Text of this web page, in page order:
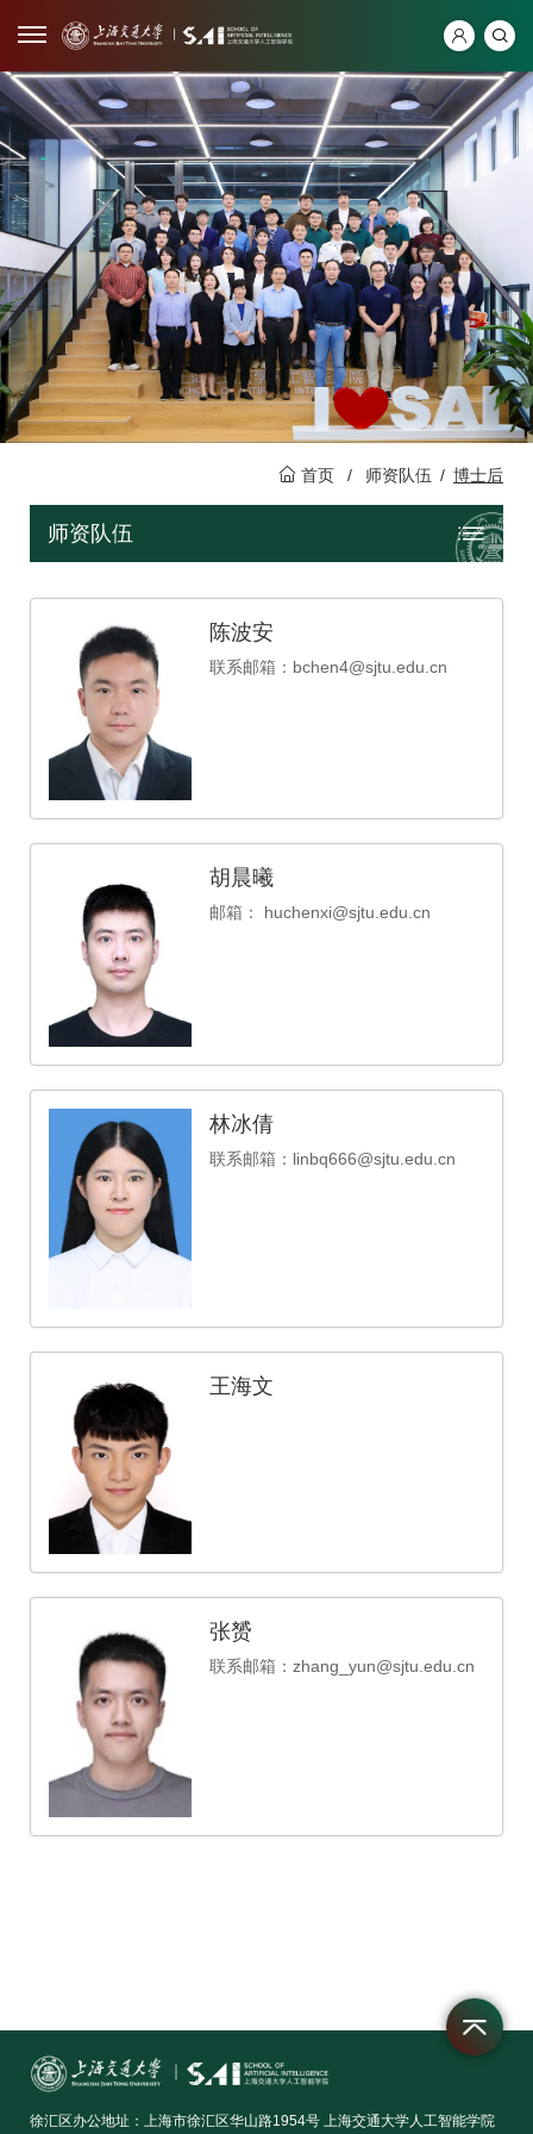
首页 / 师资队伍 / 博士后
师资队伍
陈波安
联系邮箱：bchen4@sjtu.edu.cn
胡晨曦
邮箱： huchenxi@sjtu.edu.cn
林冰倩
联系邮箱：linbq666@sjtu.edu.cn
王海文
张赟
联系邮箱：zhang_yun@sjtu.edu.cn
徐汇区办公地址：上海市徐汇区华山路1954号 上海交通大学人工智能学院